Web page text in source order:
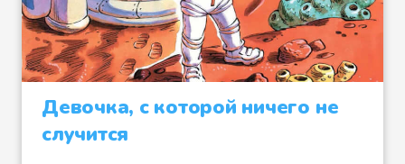
Девочка, с которой ничего не
случится